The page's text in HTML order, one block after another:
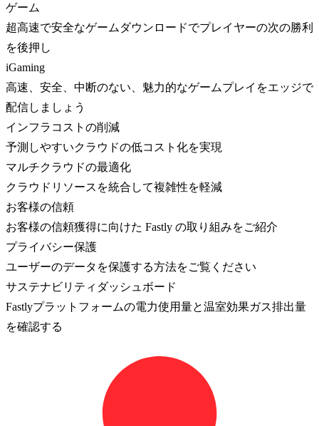
ゲーム
超高速で安全なゲームダウンロードでプレイヤーの次の勝利
を後押し
iGaming
高速、安全、中断のない、魅力的なゲームプレイをエッジで
配信しましょう
インフラコストの削減
予測しやすいクラウドの低コスト化を実現
マルチクラウドの最適化
クラウドリソースを統合して複雑性を軽減
お客様の信頼
お客様の信頼獲得に向けた Fastly の取り組みをご紹介
プライバシー保護
ユーザーのデータを保護する方法をご覧ください
サステナビリティダッシュボード
Fastlyプラットフォームの電力使用量と温室効果ガス排出量
を確認する